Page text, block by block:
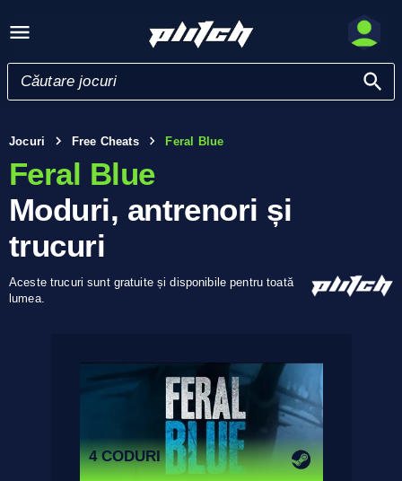
Jocuri Free Cheats Feral Blue
Feral Blue
Moduri, antrenori și
trucuri
Aceste trucuri sunt gratuite și disponibile pentru toată
lumea.
4 CODURI